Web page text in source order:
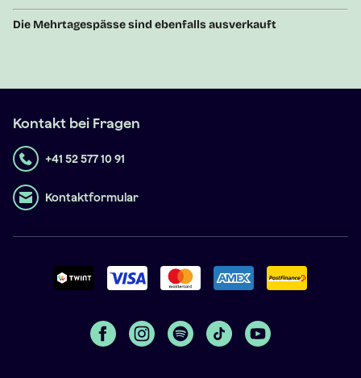
Die Mehrtagespässe sind ebenfalls ausverkauft
Kontakt bei Fragen
+41 52 577 10 91
Kontaktformular